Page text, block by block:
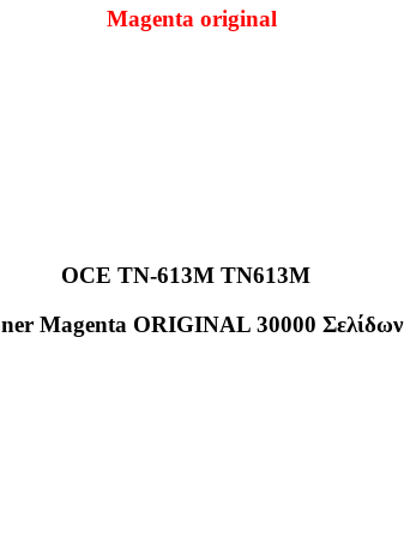
Magenta original
OCE TN-613M TN613M
Magenta ORIGINAL 30000 Σελίδων